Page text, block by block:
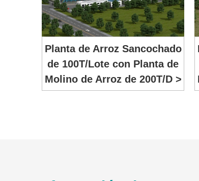
Planta de Arroz Sancochado
de 100T/Lote con Planta de
Molino de Arroz de 200T/D >